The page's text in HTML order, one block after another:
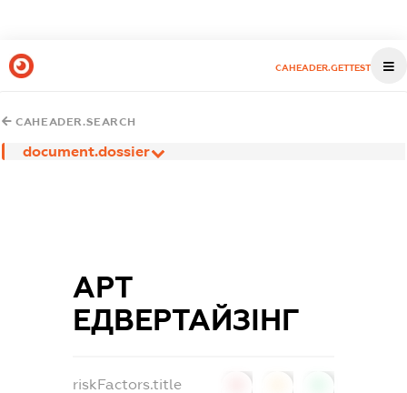
CAHEADER.GETTEST
CAHEADER.SEARCH
document.dossier
АРТ
ЕДВЕРТАЙЗІНГ
riskFactors.title